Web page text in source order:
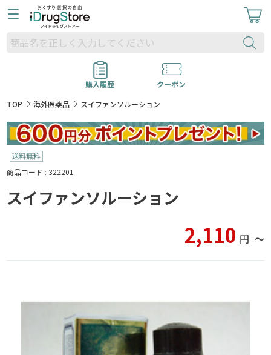
購入履歴
クーポン
TOP
海外医薬品 スイファンソルーション
商品コード : 322201
スイファンソルーション
2,110 円 〜